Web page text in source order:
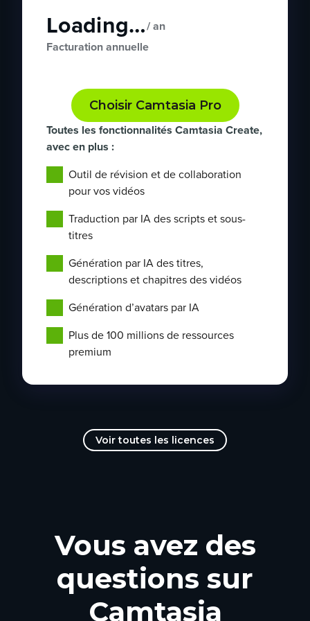
Loading…/ an
Facturation annuelle
Choisir Camtasia Pro
Toutes les fonctionnalités Camtasia Create,
avec en plus :
Outil de révision et de collaboration
pour vos vidéos
Traduction par IA des scripts et sous-
titres
Génération par IA des titres,
descriptions et chapitres des vidéos
Génération d’avatars par IA
Plus de 100 millions de ressources
premium
Voir toutes les licences
Vous avez des
questions sur
Camtasia